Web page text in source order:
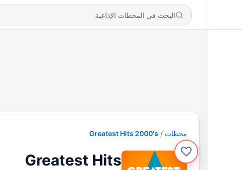
محطات Greatest Hits 2000's
Greatest Hits